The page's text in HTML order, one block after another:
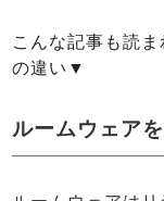
こんな記事も読
の違い▼
ルームウェア